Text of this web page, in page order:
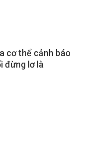
cơ thể cảnh báo
đừng lơ là